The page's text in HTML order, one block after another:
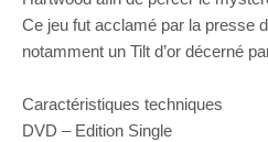
Ce jeu fut acclamé par la presse
notamment un Tilt d’or décerné
Caractéristiques techniques
DVD – Edition Single